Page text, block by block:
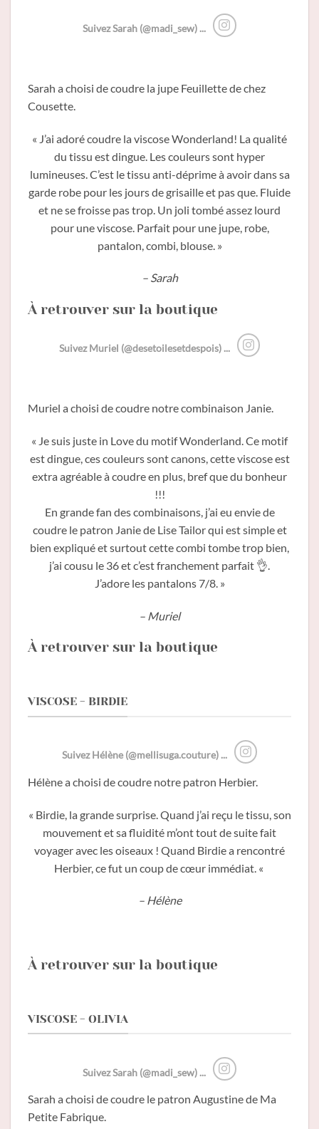
Suivez Sarah (@madi_sew) ...
Sarah a choisi de coudre la jupe Feuillette de chez
Cousette.
« J’ai adoré coudre la viscose Wonderland! La qualité
du tissu est dingue. Les couleurs sont hyper
lumineuses. C’est le tissu anti-déprime à avoir dans sa
garde robe pour les jours de grisaille et pas que. Fluide
et ne se froisse pas trop. Un joli tombé assez lourd
pour une viscose. Parfait pour une jupe, robe,
pantalon, combi, blouse. »
– Sarah
À retrouver sur la boutique
Suivez Muriel (@desetoilesetdespois) ...
Muriel a choisi de coudre notre combinaison Janie.
« Je suis juste in Love du motif Wonderland. Ce motif
est dingue, ces couleurs sont canons, cette viscose est
extra agréable à coudre en plus, bref que du bonheur
!!!
En grande fan des combinaisons, j’ai eu envie de
coudre le patron Janie de Lise Tailor qui est simple et
bien expliqué et surtout cette combi tombe trop bien,
j’ai cousu le 36 et c’est franchement parfait 👌.
J’adore les pantalons 7/8. »
– Muriel
À retrouver sur la boutique
VISCOSE - BIRDIE
Suivez Hélène (@mellisuga.couture) ...
Hélène a choisi de coudre notre patron Herbier.
« Birdie, la grande surprise. Quand j’ai reçu le tissu, son
mouvement et sa fluidité m’ont tout de suite fait
voyager avec les oiseaux ! Quand Birdie a rencontré
Herbier, ce fut un coup de cœur immédiat. «
– Hélène
À retrouver sur la boutique
VISCOSE - OLIVIA
Suivez Sarah (@madi_sew) ...
Sarah a choisi de coudre le patron Augustine de Ma
Petite Fabrique.